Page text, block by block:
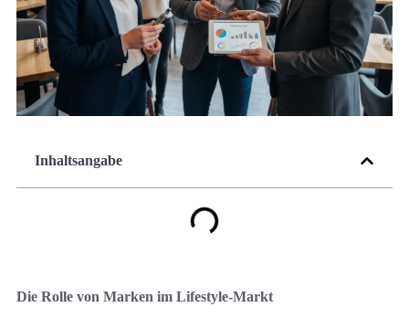
Inhaltsangabe
Die Rolle von Marken im Lifestyle-Markt